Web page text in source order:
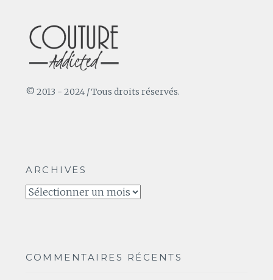
© 2013 - 2024 / Tous droits réservés.
ARCHIVES
Archives
COMMENTAIRES RÉCENTS